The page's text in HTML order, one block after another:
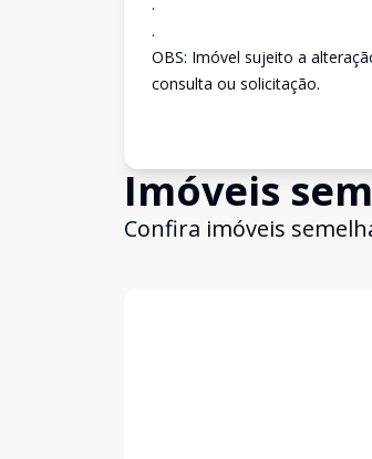
.
OBS: Imóvel sujeito a
consulta ou solicitação.
Imóveis
Confira imóveis